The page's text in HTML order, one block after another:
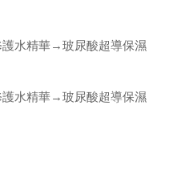
水精華→玻尿酸超導保濕
水精華→玻尿酸超導保濕